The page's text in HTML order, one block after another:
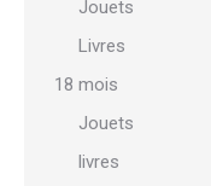
Jouets
Livres
18 mois
Jouets
livres